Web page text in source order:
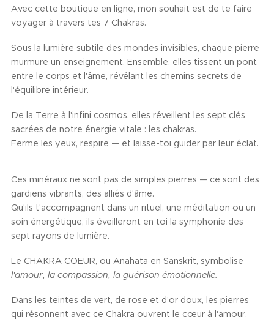
Avec cette boutique en ligne, mon souhait est de te faire
voyager à travers tes 7 Chakras.
Sous la lumière subtile des mondes invisibles, chaque pierre
murmure un enseignement. Ensemble, elles tissent un pont
entre le corps et l'âme, révélant les chemins secrets de
l'équilibre intérieur.
De la Terre à l'infini cosmos, elles réveillent les sept clés
sacrées de notre énergie vitale : les chakras.
Ferme les yeux, respire — et laisse-toi guider par leur éclat.
Ces minéraux ne sont pas de simples pierres — ce sont des
gardiens vibrants, des alliés d'âme.
Qu'ils t'accompagnent dans un rituel, une méditation ou un
soin énergétique, ils éveilleront en toi la symphonie des
sept rayons de lumière.
Le CHAKRA COEUR, ou Anahata en Sanskrit, symbolise
l'amour, la compassion, la guérison émotionnelle.
Dans les teintes de vert, de rose et d'or doux, les pierres
qui résonnent avec ce Chakra ouvrent le cœur à l'amour,